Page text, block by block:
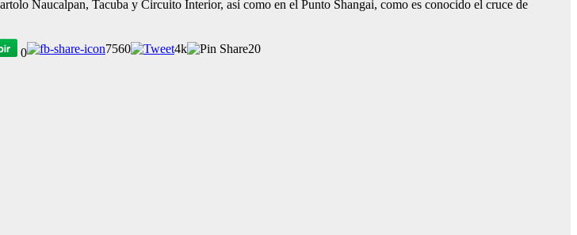
Naucalpan, Tacuba y Circuito Interior, así como en el Punto Shangai, como es conocido el cruce de
0 7560 4k
20